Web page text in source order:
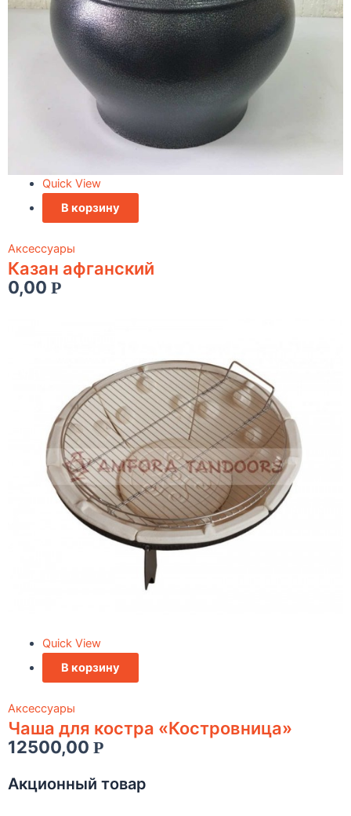
Quick View
В корзину
Аксессуары
Казан афганский
0,00 Р
Quick View
В корзину
Аксессуары
Чаша для костра «Костровница»
12500,00 Р
Акционный товар